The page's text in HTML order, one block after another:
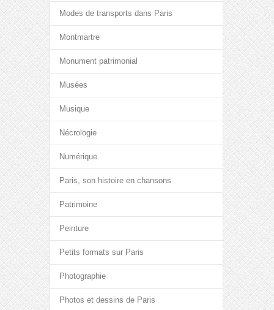
Modes de transports dans Paris
Montmartre
Monument patrimonial
Musées
Musique
Nécrologie
Numérique
Paris, son histoire en chansons
Patrimoine
Peinture
Petits formats sur Paris
Photographie
Photos et dessins de Paris